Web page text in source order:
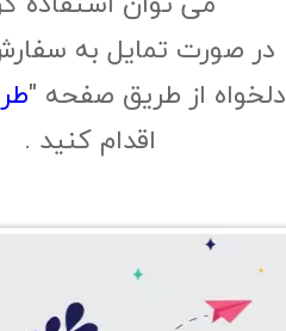
در صورت تمایل به
دلخواه از طریق صفحه "
اقدام کنید .